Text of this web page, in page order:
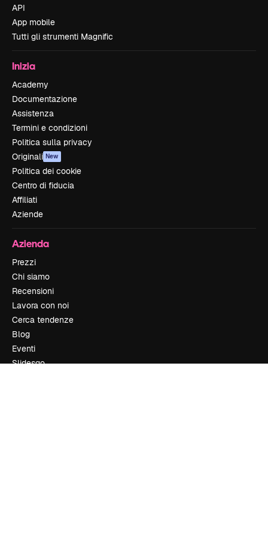
API
App mobile
Tutti gli strumenti Magnific
Inizia
Academy
Documentazione
Assistenza
Termini e condizioni
Politica sulla privacy
Originali New
Politica dei cookie
Centro di fiducia
Affiliati
Aziende
Azienda
Prezzi
Chi siamo
Recensioni
Lavora con noi
Cerca tendenze
Blog
Eventi
Slidesgo